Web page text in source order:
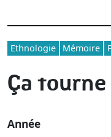
Ethnologie Mémoire
Ça tourne
Année